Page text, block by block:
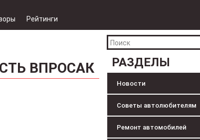
Рейтинги
РАЗДЕЛЫ
Новости
Советы автолюбителям
Ремонт автомобилей
ВПРОСАК